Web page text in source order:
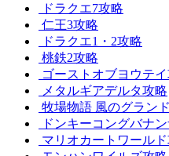
ドラクエ7攻略
仁王3攻略
ドラクエ1・2攻略
桃鉄2攻略
ゴーストオブヨウテ
メタルギアデルタ攻略
牧場物語 風のグラン
ドンキーコングバナ
マリオカートワール